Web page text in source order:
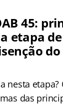
45:
etapa de
nesta etapa?
das